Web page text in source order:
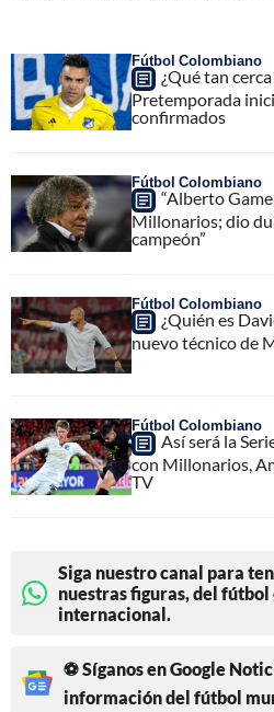
Fútbol Colombiano
¿Qué tan
Pretemporada
confirmados
Fútbol Colombiano
“Alberto
Millonarios; dio
campeón”
Fútbol Colombiano
¿Quién es
nuevo técnico de
Fútbol Colombiano
Así será la
con Millonarios,
TV
Siga nuestro canal para
nuestras figuras, del
internacional.
⚽ Síganos en Google
información del fútbol